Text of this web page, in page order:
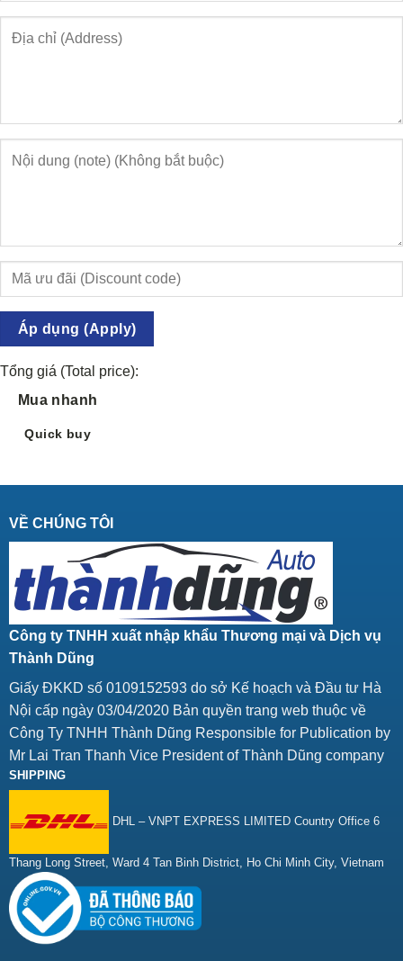
Áp dụng (Apply)
Tổng giá (Total price):
Mua nhanh
Quick buy
VỀ CHÚNG TÔI
Công ty TNHH xuất nhập khẩu Thương mại và Dịch vụ
Thành Dũng
Giấy ĐKKD số 0109152593 do sở Kế hoạch và Đầu tư Hà
Nội cấp ngày 03/04/2020 Bản quyền trang web thuộc về
Công Ty TNHH Thành Dũng Responsible for Publication by
Mr Lai Tran Thanh Vice President of Thành Dũng company
SHIPPING
DHL – VNPT EXPRESS LIMITED Country Office 6
Thang Long Street, Ward 4 Tan Binh District, Ho Chi Minh City, Vietnam